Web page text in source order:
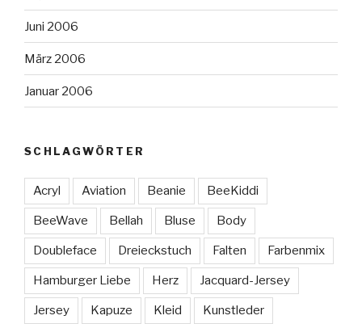
Juni 2006
März 2006
Januar 2006
SCHLAGWÖRTER
Acryl Aviation Beanie BeeKiddi
BeeWave Bellah Bluse Body
Doubleface Dreieckstuch Falten Farbenmix
Hamburger Liebe Herz Jacquard-Jersey
Jersey Kapuze Kleid Kunstleder